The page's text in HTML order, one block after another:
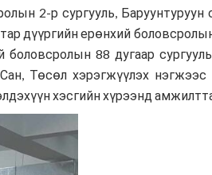
2-р сургууль,
дүүргийн ерөнхий
88 дугаар
Төсөл хэрэгжүүлэх нэгжээс
хэсгийн хүрээнд